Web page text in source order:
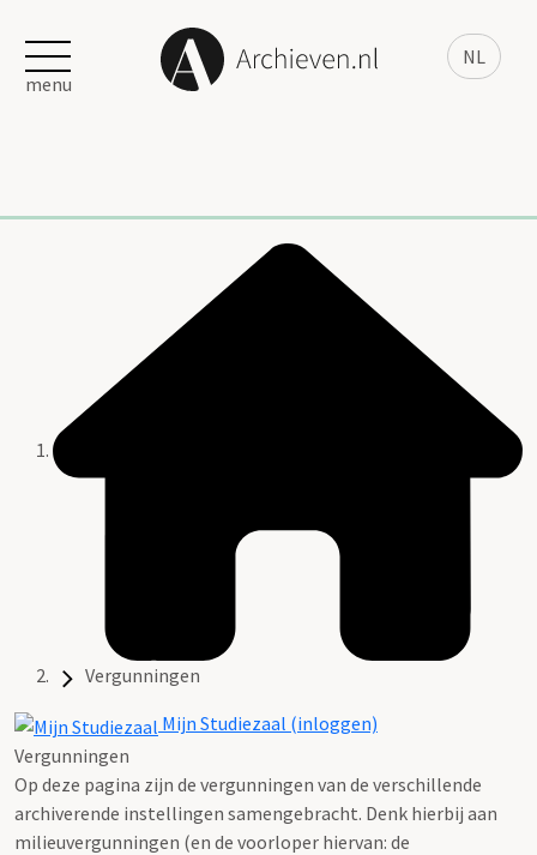
NL
menu
Vergunningen
Mijn Studiezaal (inloggen)
Vergunningen
Op deze pagina zijn de vergunningen van de verschillende
archiverende instellingen samengebracht. Denk hierbij aan
milieuvergunningen (en de voorloper hiervan: de